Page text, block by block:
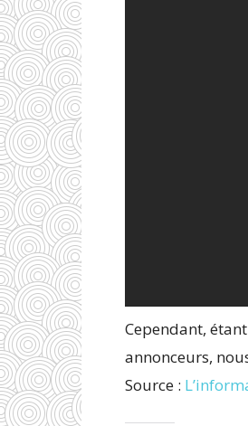
Cependant,
annonceurs,
Source :